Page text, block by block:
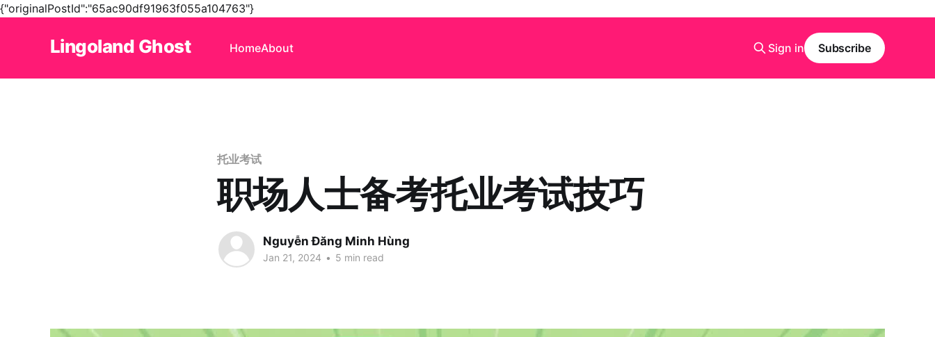
{"originalPostId":"65ac90df91963f055a104763"}
Lingoland Ghost HomeAbout Sign in Subscribe
托业考试
职场人士备考托业考试技巧
Nguyễn Đăng Minh Hùng
Jan 21, 2024 • 5 min read